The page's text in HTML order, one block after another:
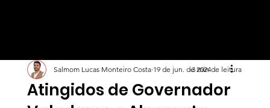
Atingidos de Governador
Salmom Lucas Monteiro Costa 19 de jun. de 20243 min de leitura